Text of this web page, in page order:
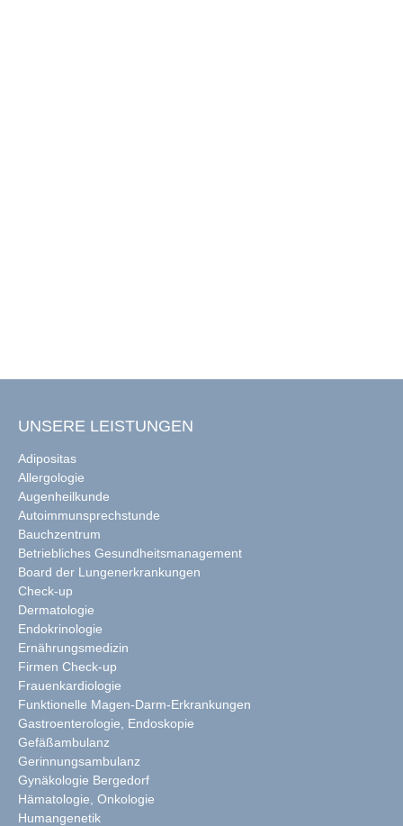
UNSERE LEISTUNGEN
Adipositas
Allergologie
Augenheilkunde
Autoimmunsprechstunde
Bauchzentrum
Betriebliches Gesundheitsmanagement
Board der Lungenerkrankungen
Check-up
Dermatologie
Endokrinologie
Ernährungsmedizin
Firmen Check-up
Frauenkardiologie
Funktionelle Magen-Darm-Erkrankungen
Gastroenterologie, Endoskopie
Gefäßambulanz
Gerinnungsambulanz
Gynäkologie Bergedorf
Hämatologie, Onkologie
Humangenetik